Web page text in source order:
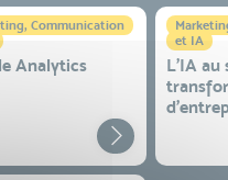
Communication
Analytics
et IA
L'IA au